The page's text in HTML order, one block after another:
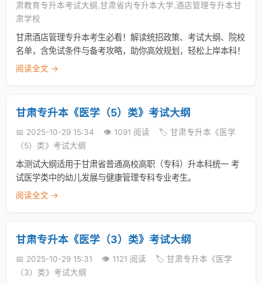
肃教育专升本考试大纲,甘肃省内专升本大学,酒店管理专升本甘
肃学校
甘肃酒店管理专升本考生必看！解读统招政策、考试大纲、院校
名单，含免试条件与备考攻略，助你高效规划，轻松上岸本科！
阅读全文 →
甘肃专升本《医学（5）类》考试大纲
📅 2025-10-29 15:34 👁️ 1091 阅读
🏷️ 甘肃专升本《医学
（5）类》考试大纲
本测试大纲适用于甘肃省普通高校高职（专科）升本科统一 考
试医学类中的幼儿发展与健康管理专科专业考生。
阅读全文 →
甘肃专升本《医学（3）类》考试大纲
📅 2025-10-29 15:31 👁️ 1121 阅读
🏷️ 甘肃专升本《医学
（3）类》考试大纲